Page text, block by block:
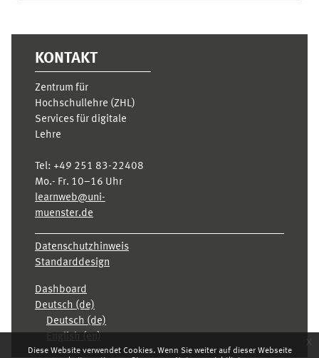
Diese Website verwendet Cookies. Wenn Sie weiter auf dieser Webseite
x
KONTAKT
Zentrum für
Hochschullehre (ZHL)
Services für digitale
Lehre
Tel: +49 251 83-22408
Mo.- Fr. 10–16 Uhr
learnweb@uni-
muenster.de
Datenschutzhinweis
Standarddesign
Dashboard
Deutsch ‎(de)‎
Deutsch ‎(de)‎